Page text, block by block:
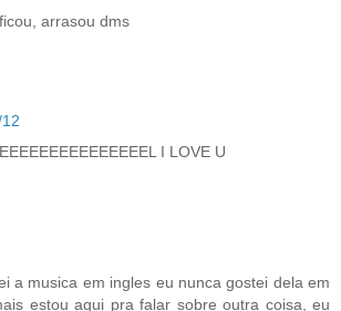
arrasou dms
I LOVE U
a musica em ingles eu nunca gostei dela em
estou aqui pra falar sobre outra coisa, eu